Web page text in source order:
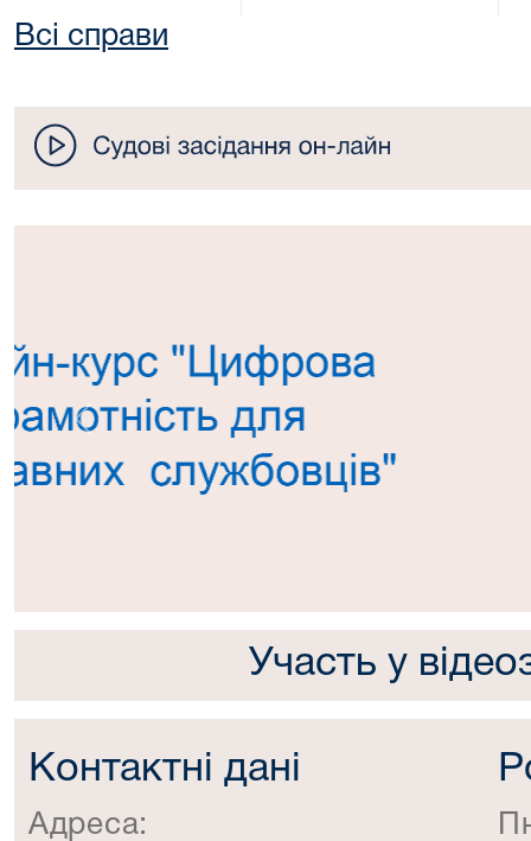
Всі справи
Попередній
Участь у
Контактні дані
Адреса: